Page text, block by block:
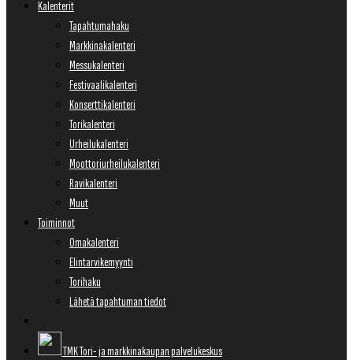
Kalenterit
Tapahtumahaku
Markkinakalenteri
Messukalenteri
Festivaalikalenteri
Konserttikalenteri
Torikalenteri
Urheilukalenteri
Moottoriurheilukalenteri
Ravikalenteri
Muut
Toiminnot
Omakalenteri
Elintarvikemyynti
Torihaku
Lähetä tapahtuman tiedot
TMK Tori- ja markkinakaupan palvelukeskus